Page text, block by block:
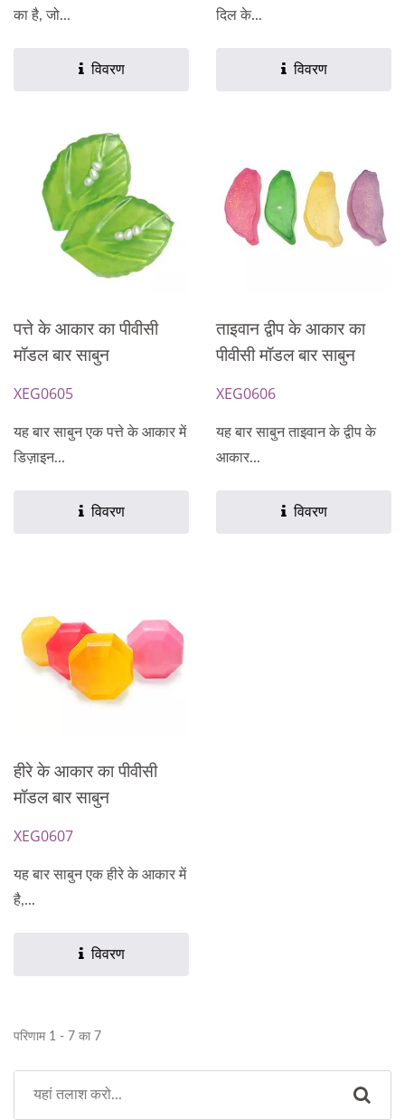
का है, जो...
विवरण
दिल के...
विवरण
पत्ते के आकार का पीवीसी
मॉडल बार साबुन
XEG0605
यह बार साबुन एक पत्ते के आकार में
डिज़ाइन...
विवरण
ताइवान द्वीप के आकार का
पीवीसी मॉडल बार साबुन
XEG0606
यह बार साबुन ताइवान के द्वीप के
आकार...
विवरण
हीरे के आकार का पीवीसी
मॉडल बार साबुन
XEG0607
यह बार साबुन एक हीरे के आकार में
है,...
विवरण
परिणाम 1 - 7 का 7